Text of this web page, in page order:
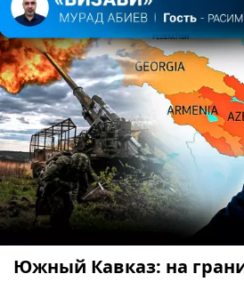
Южный Кавказ: на